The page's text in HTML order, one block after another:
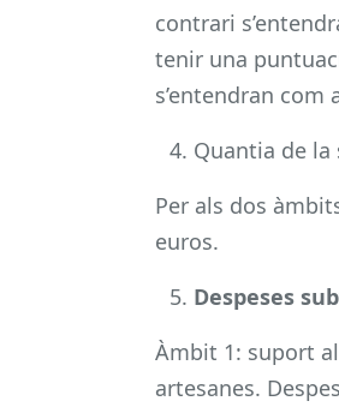
contrari
tenir una
s’entendran com
Quantia de la
Per als dos
euros.
Despeses
Àmbit 1: suport
artesanes.